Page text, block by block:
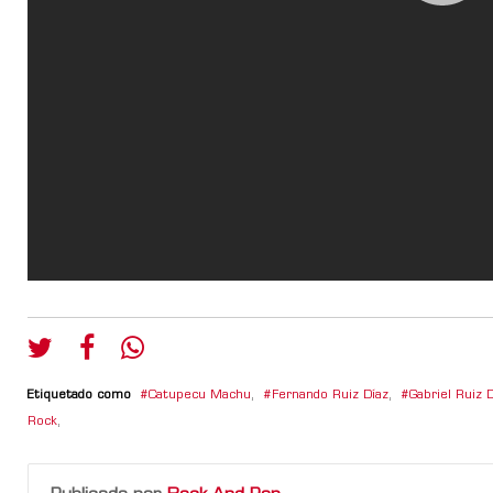
Etiquetado como Catupecu Machu, Fernando Ruiz Díaz, Gabriel Ruiz
Rock,